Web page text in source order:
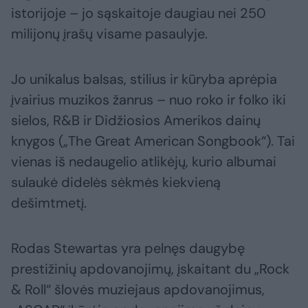
istorijoje – jo sąskaitoje daugiau nei 250
milijonų įrašų visame pasaulyje.
Jo unikalus balsas, stilius ir kūryba aprėpia
įvairius muzikos žanrus – nuo roko ir folko iki
sielos, R&B ir Didžiosios Amerikos dainų
knygos („The Great American Songbook“). Tai
vienas iš nedaugelio atlikėjų, kurio albumai
sulaukė didelės sėkmės kiekvieną
dešimtmetį.
Rodas Stewartas yra pelnęs daugybę
prestižinių apdovanojimų, įskaitant du „Rock
& Roll“ šlovės muziejaus apdovanojimus,